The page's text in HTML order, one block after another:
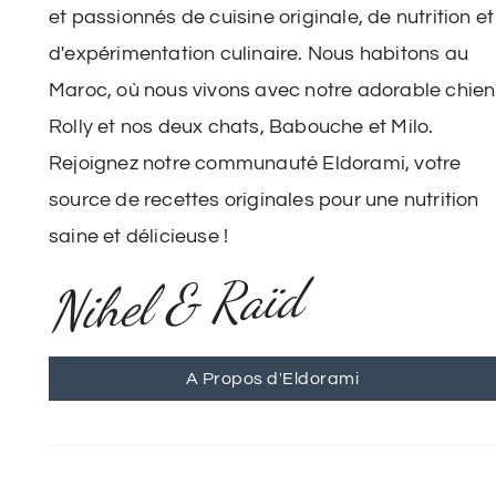
et passionnés de cuisine originale, de nutrition et
d'expérimentation culinaire. Nous habitons au
Maroc, où nous vivons avec notre adorable chien
Rolly et nos deux chats, Babouche et Milo.
Rejoignez notre communauté Eldorami, votre
source de recettes originales pour une nutrition
saine et délicieuse !
Nihel & Raïd
A Propos d'Eldorami